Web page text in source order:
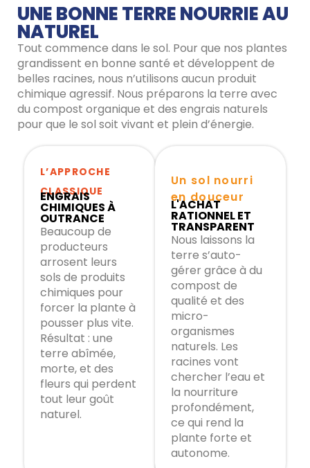
UNE BONNE TERRE NOURRIE AU
NATUREL
Tout commence dans le sol. Pour que nos plantes
grandissent en bonne santé et développent de
belles racines, nous n’utilisons aucun produit
chimique agressif. Nous préparons la terre avec
du compost organique et des engrais naturels
pour que le sol soit vivant et plein d’énergie.
L’APPROCHE
CLASSIQUE
ENGRAIS
CHIMIQUES À
OUTRANCE
Beaucoup de
producteurs
arrosent leurs
sols de produits
chimiques pour
forcer la plante à
pousser plus vite.
Résultat : une
terre abîmée,
morte, et des
fleurs qui perdent
tout leur goût
naturel.
Un sol nourri
en douceur
L'ACHAT
RATIONNEL ET
TRANSPARENT
Nous laissons la
terre s’auto-
gérer grâce à du
compost de
qualité et des
micro-
organismes
naturels. Les
racines vont
chercher l’eau et
la nourriture
profondément,
ce qui rend la
plante forte et
autonome.